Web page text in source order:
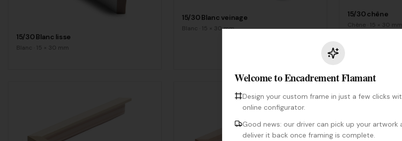
15/30 Blanc lisse
Blanc 15 × 30 mm
15/30 Blanc veinage
Blanc 15 × 30mm
15/30 chêne
Chêne 15 × 30 mm
Welcome to Encadrement Flamant
Design your custom frame in just a few clicks
online configurator.
Good news: our driver can pick up your artwork
deliver it back once framing is complete.